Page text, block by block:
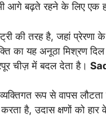
आगे बढ़ते रहने के लिए एक
की तरह है, जहां
यह अनूठा मिश्रण दिल
चीज़ में बदल देता है।
रूप से वापस लौटता
है, उदास क्षणों को हार